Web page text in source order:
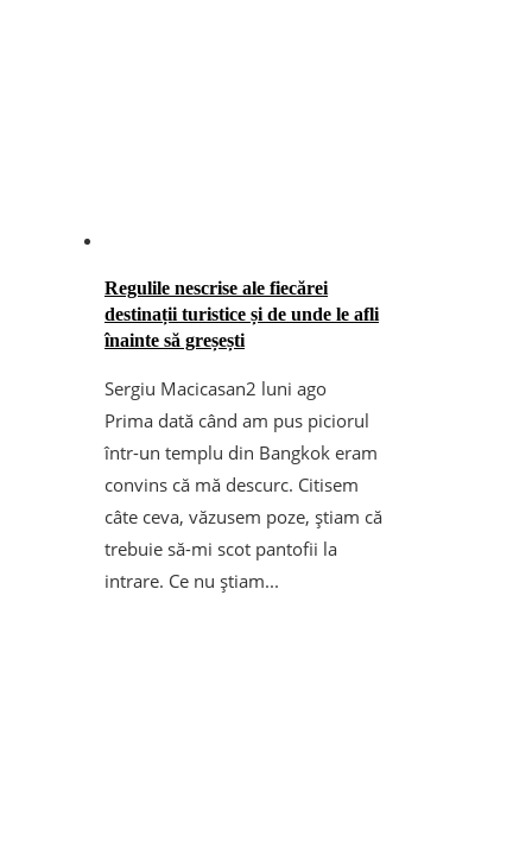
Regulile nescrise ale fiecărei
destinații turistice și de unde le afli
înainte să greșești
Sergiu Macicasan2 luni ago
Prima dată când am pus piciorul
într-un templu din Bangkok eram
convins că mă descurc. Citisem
câte ceva, văzusem poze, știam că
trebuie să-mi scot pantofii la
intrare. Ce nu știam...